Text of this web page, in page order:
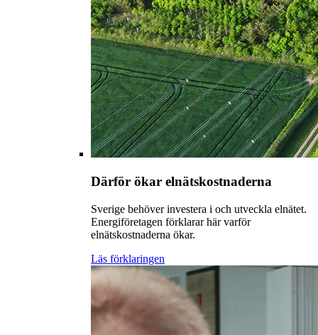
Därför ökar elnätskostnaderna
Sverige behöver investera i och utveckla elnätet.
Energiföretagen förklarar här varför
elnätskostnaderna ökar.
Läs förklaringen